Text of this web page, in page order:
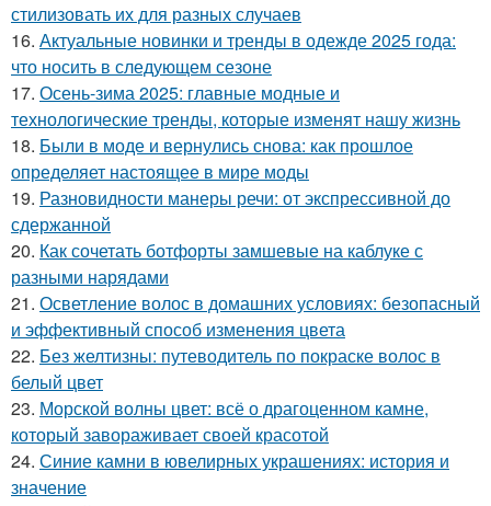
стилизовать их для разных случаев
16. Актуальные новинки и тренды в одежде 2025 года:
что носить в следующем сезоне
17. Осень-зима 2025: главные модные и
технологические тренды, которые изменят нашу жизнь
18. Были в моде и вернулись снова: как прошлое
определяет настоящее в мире моды
19. Разновидности манеры речи: от экспрессивной до
сдержанной
20. Как сочетать ботфорты замшевые на каблуке с
разными нарядами
21. Осветление волос в домашних условиях: безопасный
и эффективный способ изменения цвета
22. Без желтизны: путеводитель по покраске волос в
белый цвет
23. Морской волны цвет: всё о драгоценном камне,
который завораживает своей красотой
24. Синие камни в ювелирных украшениях: история и
значение